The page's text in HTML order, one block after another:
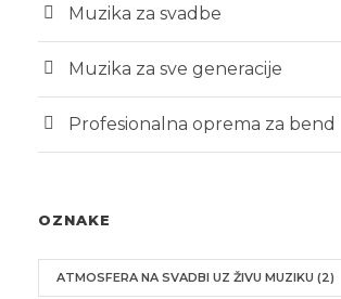
Muzika za svadbe
Muzika za sve generacije
Profesionalna oprema za bend
OZNAKE
ATMOSFERA NA SVADBI UZ ŽIVU MUZIKU (2)